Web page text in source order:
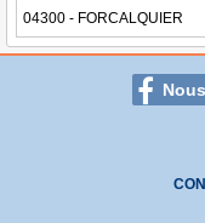
04300 - FORCALQUIER